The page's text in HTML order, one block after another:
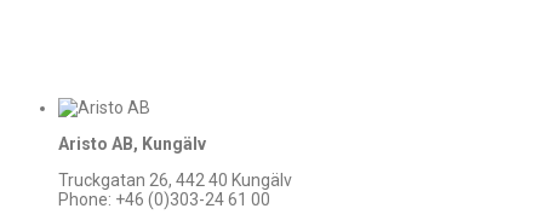
Aristo AB, Kungälv
Truckgatan 26, 442 40 Kungälv
Phone: +46 (0)303-24 61 00